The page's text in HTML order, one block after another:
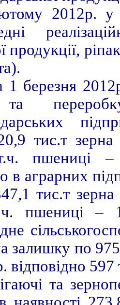
2012р. у
продукції,
1 березня
та
тис.т
пшениці
в аграрних
тис.т
пшениці –
залишку по
відповідно 597
та